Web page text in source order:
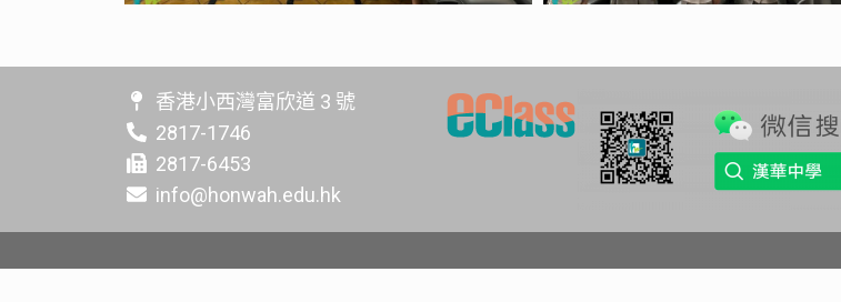
香港小西灣富欣道 3 號
2817-1746
2817-6453
info@honwah.edu.hk